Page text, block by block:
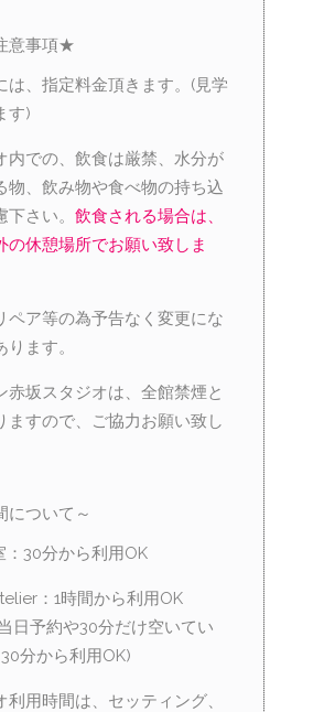
意事項★
は、指定料金頂きます。(見学
す)
内での、飲食は厳禁、水分が
物、飲み物や食べ物の持ち込
さい。 飲食される場合は、
の休憩場所でお願い致しま
ペア等の為予告なく変更にな
ます。
赤坂スタジオは、全館禁煙と
ますので、ご協力お願い致し
について～
：30分から利用OK
：1時間から利用OK
日予約や30分だけ空いてい
分から利用OK)
利用時間は、セッティング、